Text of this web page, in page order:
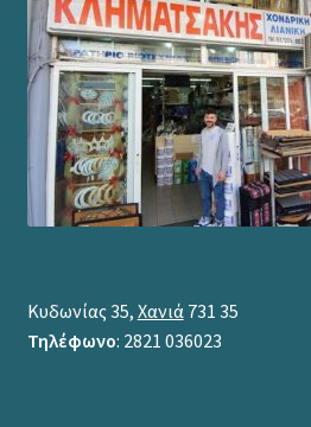
Κυδωνίας 35, Χανιά 731 35
Τηλέφωνο: 2821 036023